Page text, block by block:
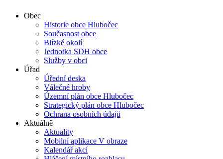
Obec
Historie obce Hlubočec
Současnost obce
Blízké okolí
Jednotka SDH obce
Služby v obci
Úřad
Úřední deska
Válečné hroby
Územní plán obce Hlubočec
Strategický plán obce Hlubočec
Ochrana osobních údajů
Aktuálně
Aktuality
Mobilní aplikace V obraze
Kalendář akcí